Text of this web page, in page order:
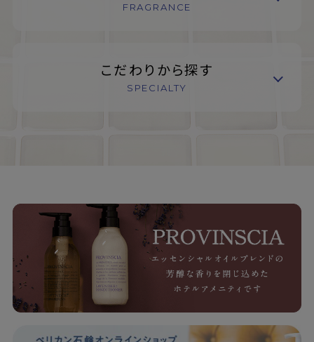
FRAGRANCE
こだわりから探す
SPECIALTY